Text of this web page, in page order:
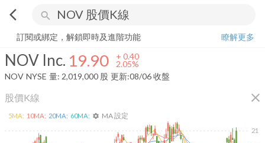
arrow_back_ios search
NOV Inc. 19.90 +2.05%
訂閱或綁定，解鎖即時及進階功能
瞭解更多
NOV Inc. 19.90 + 0.40
2.05%
NOV NYSE 量: 2,019,000 股 更新:08/06 收盤
股價K線 close
21
5MA: 10MA: 20MA: 60MA: settings MA 設定